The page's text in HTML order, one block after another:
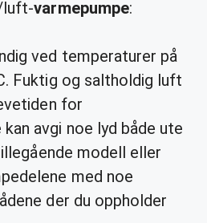
luft-varmepumpe:
ved temperaturer på
Fuktig og saltholdig luft
for
kan avgi noe lyd både ute
modell eller
med noe
der du oppholder